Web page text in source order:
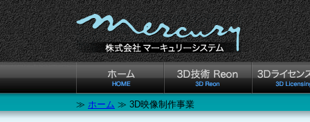
≫ ホーム ≫ 3D映像制作事業